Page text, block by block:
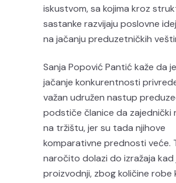
iskustvom, sa kojima kroz
sastanke razvijaju poslovne
na jačanju preduzetničkih
Sanja Popović Pantić kaže da
jačanje konkurentnosti
važan udružen nastup
podstiče članice da zajednički
na tržištu, jer su tada njihove
komparativne prednosti veće.
naročito dolazi do izražaja kad
proizvodnji, zbog količine robe